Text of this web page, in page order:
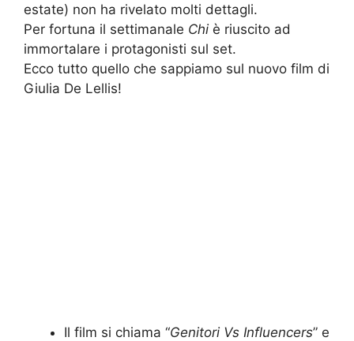
estate) non ha rivelato molti dettagli.
Per fortuna il settimanale Chi è riuscito ad
immortalare i protagonisti sul set.
Ecco tutto quello che sappiamo sul nuovo film di
Giulia De Lellis!
Il film si chiama “Genitori Vs Influencers” e